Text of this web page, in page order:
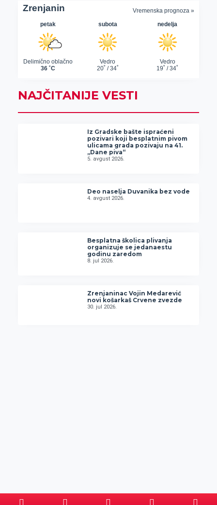
NAJČITANIJE VESTI
Iz Gradske bašte ispraćeni
pozivari koji besplatnim pivom
ulicama grada pozivaju na 41.
„Dane piva“
5. avgust 2026.
Deo naselja Duvanika bez vode
4. avgust 2026.
Besplatna školica plivanja
organizuje se jedanaestu
godinu zaredom
8. jul 2026.
Zrenjaninac Vojin Medarević
novi košarkaš Crvene zvezde
30. jul 2026.